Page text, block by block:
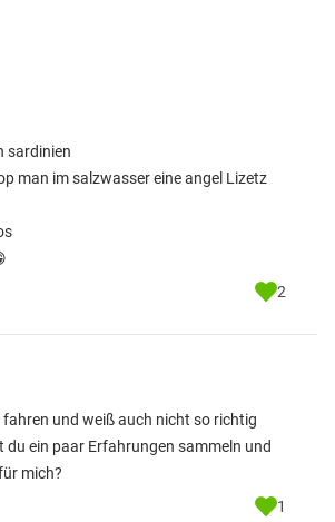
sardinien
man im salzwasser eine angel Lizetz
2
und weiß auch nicht so richtig
du ein paar Erfahrungen sammeln und
mich?
1